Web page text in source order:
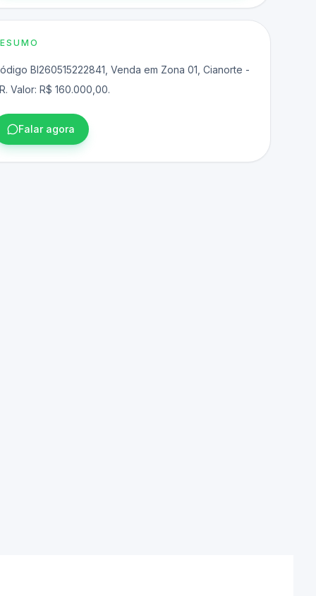
BI260515222841, Venda em Zona 01, Cianorte -
Valor: R$ 160.000,00.
Falar agora